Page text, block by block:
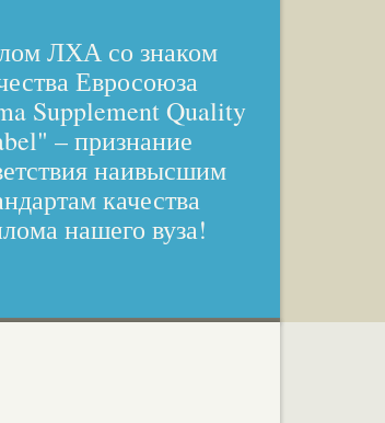
ЛХА со знаком
Евросоюза
Supplement Quality
– признание
наивысшим
качества
нашего вуза!